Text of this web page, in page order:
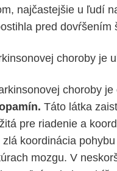
najčastejšie u ľudí
pred
choroby je
choroby je
Táto látka
pre riadenie a
koordinácia
mozgu. V